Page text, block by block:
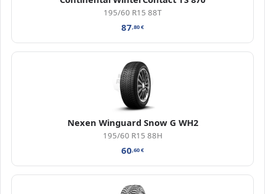
195/60 R15 88T
87,80€
Nexen Winguard Snow G WH2
195/60 R15 88H
60,60€